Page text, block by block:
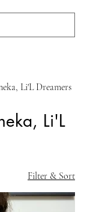
Li'L Dreamers
Li'L
Filter & Sort